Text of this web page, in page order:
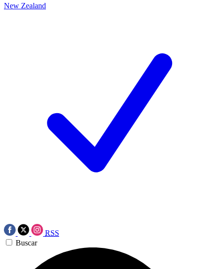
New Zealand
RSS
Buscar